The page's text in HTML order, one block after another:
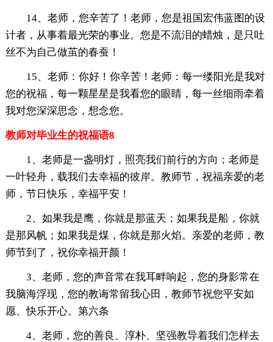
14、老师，您辛苦了！老师，您是祖国宏伟蓝图的设
计者，从事着最光荣的事业。您是不流泪的蜡烛，是只吐
丝不为自己做茧的春蚕！
15、老师：你好！你辛苦！老师：每一缕阳光是我对
您的祝福，每一颗星星是我看您的眼睛，每一丝细雨牵着
我对您深深思念，想念您。
教师对毕业生的祝福语8
1、老师是一盏明灯，照亮我们前行的方向；老师是
一叶轻舟，载我们去幸福的彼岸。教师节，祝福亲爱的老
师，节日快乐，幸福平安！
2、如果我是鹰，你就是那蓝天；如果我是船，你就
是那风帆；如果我是煤，你就是那火焰。亲爱的老师，教
师节到了，祝你幸福开颜！
3、老师，您的声音常在我耳畔响起，您的身影常在
我脑海浮现，您的教诲常留我心田，教师节祝您平安如
愿、快乐开心。第六条
4、老师，您的善良、淳朴、坚强教导着我们怎样去